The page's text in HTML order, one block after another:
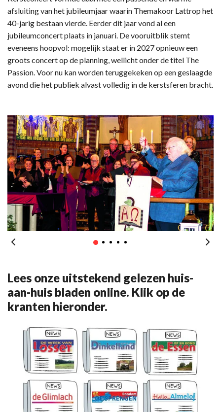
afsluiting van het jubileumjaar waarin Themakoor Lattrop het
40-jarig bestaan vierde. Eerder dit jaar vond al een
jubileumconcert plaats in januari. De vooruitblik stemt
eveneens hoopvol: mogelijk staat er in 2027 opnieuw een
groots concert op de planning, wellicht onder de titel The
Passion. Voor nu kan worden teruggekeken op een geslaagde
avond die het publiek alvast volledig in de kerstsferen bracht.
Lees onze uitstekend gelezen huis-
aan-huis bladen online. Klik op de
kranten hieronder.